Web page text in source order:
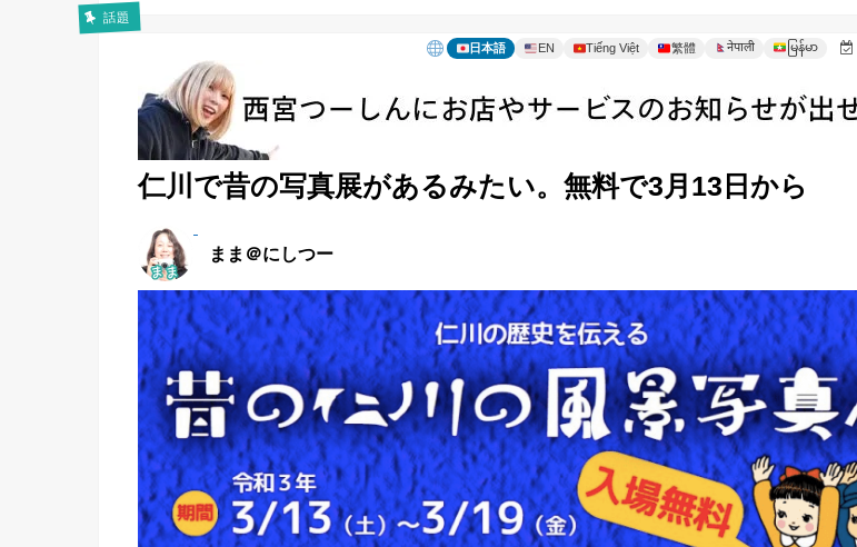
話題
日本語 EN Tiếng Việt 繁體 नेपाली မြန်မာ
仁川で昔の写真展があるみたい。無料で3月13日から
まま＠にしつー